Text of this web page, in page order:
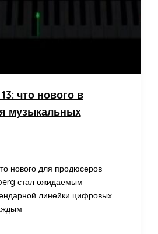
что нового в
музыкальных
нового для продюсеров
стал ожидаемым
линейки цифровых